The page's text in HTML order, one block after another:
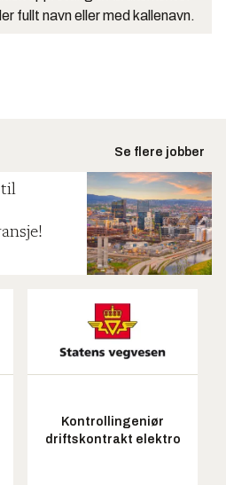
fullt navn eller med kallenavn.
Se flere jobber
til
Kontrollingeniør
driftskontrakt elektro